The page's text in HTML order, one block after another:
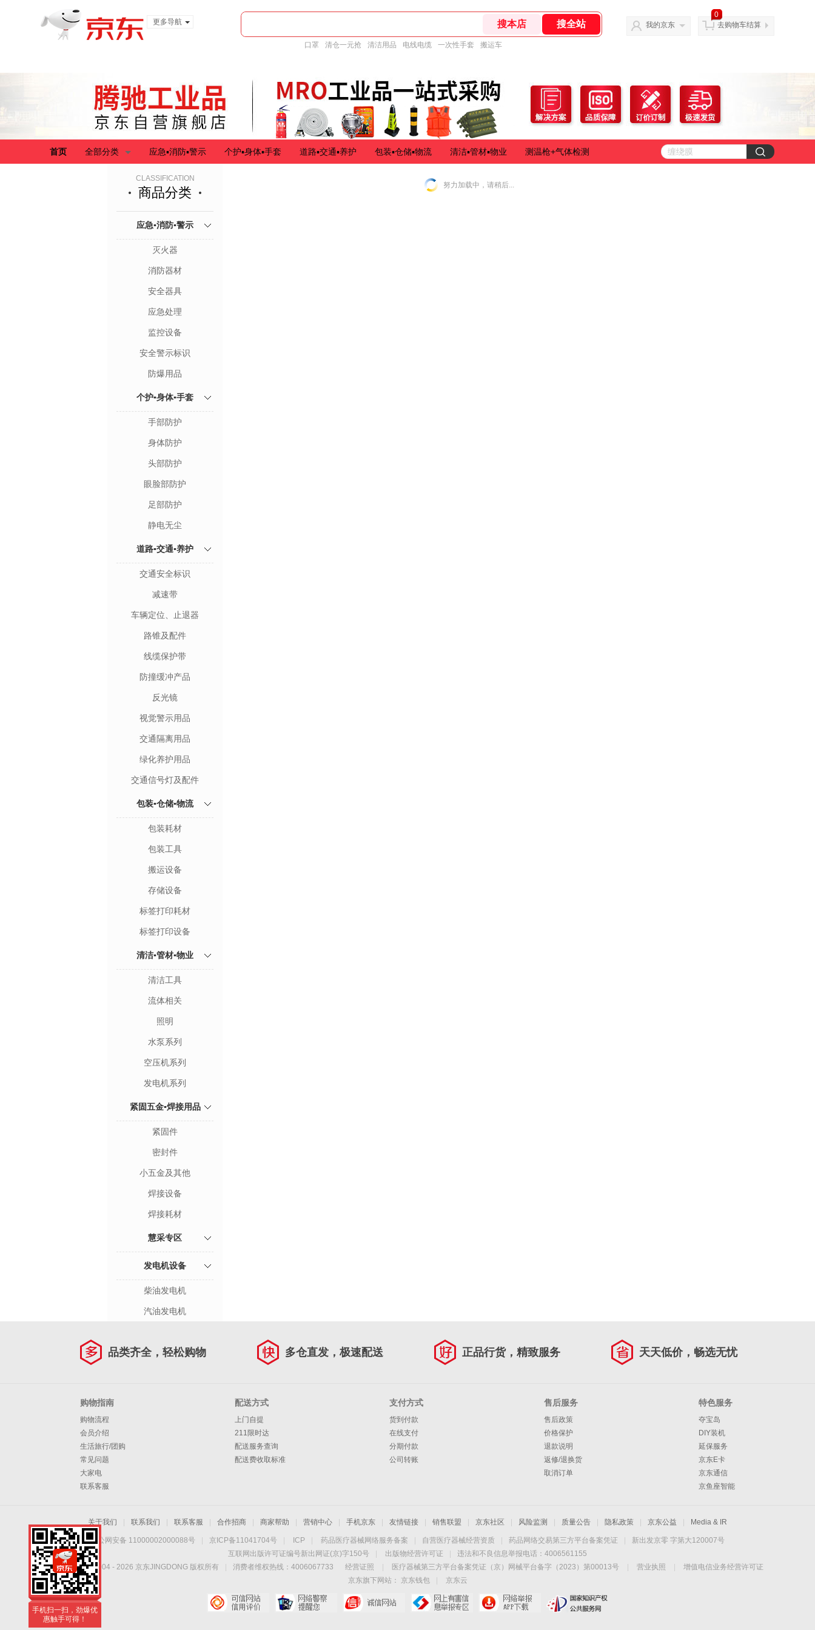
更多导航
口罩 清仓一元抢 清洁用品 电线电缆 一次性手套 搬运车
我的京东
0
去购物车结算
首页 全部分类 应急▪消防▪警示 个护▪身体▪手套 道路▪交通▪养护 包装▪仓储▪物流 清洁▪管材▪物业 测温枪+气体检测
CLASSIFICATION
商品分类
应急▪消防▪警示
灭火器
消防器材
安全器具
应急处理
监控设备
安全警示标识
防爆用品
个护▪身体▪手套
手部防护
身体防护
头部防护
眼脸部防护
足部防护
静电无尘
道路▪交通▪养护
交通安全标识
减速带
车辆定位、止退器
路锥及配件
线缆保护带
防撞缓冲产品
反光镜
视觉警示用品
交通隔离用品
绿化养护用品
交通信号灯及配件
包装▪仓储▪物流
包装耗材
包装工具
搬运设备
存储设备
标签打印耗材
标签打印设备
清洁▪管材▪物业
清洁工具
流体相关
照明
水泵系列
空压机系列
发电机系列
紧固五金▪焊接用品
紧固件
密封件
小五金及其他
焊接设备
焊接耗材
慧采专区
发电机设备
柴油发电机
汽油发电机
努力加载中，请稍后...
品类齐全，轻松购物 多仓直发，极速配送 正品行货，精致服务 天天低价，畅选无忧
购物指南
购物流程
会员介绍
生活旅行/团购
常见问题
大家电
联系客服
配送方式
上门自提
211限时达
配送服务查询
配送费收取标准
支付方式
货到付款
在线支付
分期付款
公司转账
售后服务
售后政策
价格保护
退款说明
返修/退换货
取消订单
特色服务
夺宝岛
DIY装机
延保服务
京东E卡
京东通信
京鱼座智能
关于我们 联系我们 联系客服 合作招商 商家帮助 营销中心 手机京东 友情链接 销售联盟 京东社区 风险监测 质量公告 隐私政策 京东公益 Media & IR
京公网安备 11000002000088号 京ICP备11041704号 ICP 药品医疗器械网络服务备案 自营医疗器械经营资质 药品网络交易第三方平台备案凭证
新出发京零 字第大120007号
互联网出版许可证编号新出网证(京)字150号
出版物经营许可证
违法和不良信息举报电话：4006561155
Copyright © 2004 - 2026 京东JINGDONG 版权所有 消费者维权热线：4006067733 经营证照 医疗器械第三方平台备案凭证（京）网械平台备字（2023）第00013号 营业执照
增值电信业务经营许可证
京东旗下网站：
京东钱包
京东云
手机扫一扫，劲爆优
惠触手可得！
手机扫一扫，劲爆优
惠触手可得！